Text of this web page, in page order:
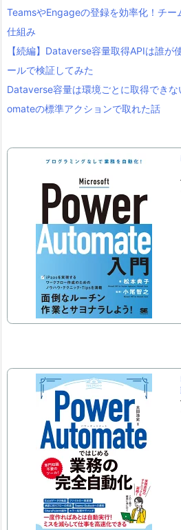
TeamsやEngageの登録を効率化！チー
仕組み
【続編】Dataverse容量取得APIは誰が
ールで検証してみた
Dataverse容量は環境ごとに取得でき
omateの標準アクションで取れた話